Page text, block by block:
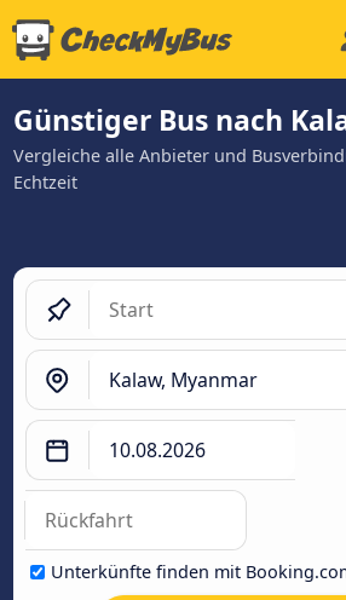
Günstiger Bus nach
Vergleiche alle Anbieter und
Echtzeit
Unterkünfte finden mit